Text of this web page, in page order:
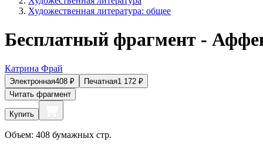
Художественная литература: общее
Бесплатный фрагмент -
Катрина Фрай
Электронная408 ₽ Печатная1 172 ₽
Читать фрагмент
Купить
Объем: 408 бумажных стр.